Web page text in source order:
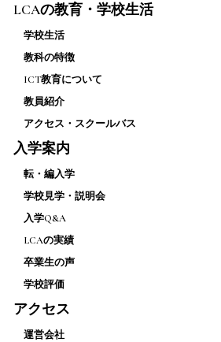
LCAの教育・学校生活
学校生活
教科の特徴
ICT教育について
教員紹介
アクセス・スクールバス
入学案内
転・編入学
学校見学・説明会
入学Q&A
LCAの実績
卒業生の声
学校評価
アクセス
運営会社